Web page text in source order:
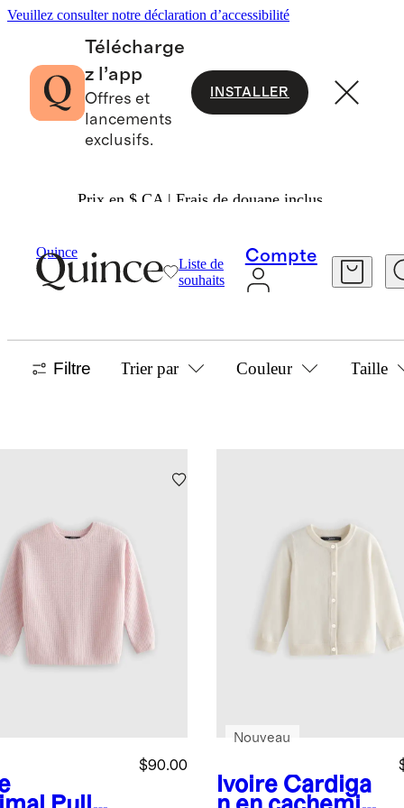
Veuillez consulter notre déclaration d’accessibilité
Télécharge
z l’app
Offres et
lancements
exclusifs.
INSTALLER
Prix en $ CA | Frais de douane inclus.
Quince
Liste de
souhaits
Compte
PULLS POUR FILLE
Filtre Trier par Couleur Taille
$90.00
Ivoire Cardiga
Nouveau